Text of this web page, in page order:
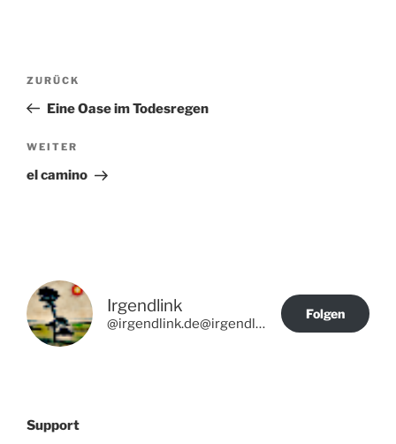
Beitragsnavigation
Vorheriger
Beitrag
ZURÜCK
Eine Oase im Todesregen
Nächster
Beitrag
WEITER
el camino
Irgendlink
@irgendlink.de@irgendlink.de
Folgen
Support